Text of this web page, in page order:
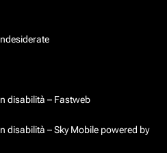
disabilità – Fastweb
disabilità – Sky Mobile powered by